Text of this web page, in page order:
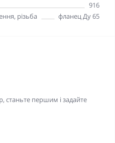
916
різьба
фланец Ду 65
станьте першим і задайте